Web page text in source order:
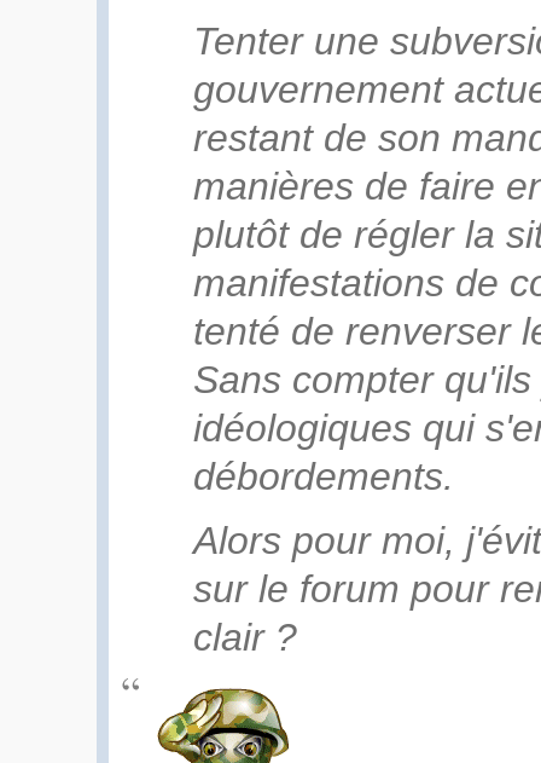
Tenter une
gouvernement
restant de son
manières de faire
plutôt de régler la
manifestations de
tenté de renverser
Sans compter
idéologiques qui
débordements.
Alors pour moi,
sur le forum pour
clair ?